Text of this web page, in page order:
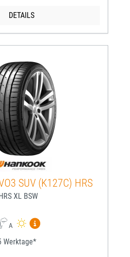
DETAILS
SUV (K127C) HRS
XL BSW
A
Mehr Informationen zum
Werktage*